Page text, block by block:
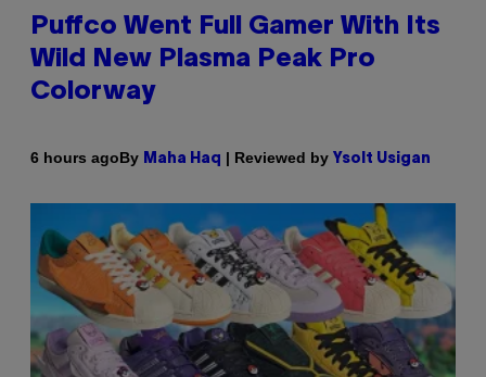
Puffco Went Full Gamer With Its
Wild New Plasma Peak Pro
Colorway
6 hours agoBy Maha Haq | Reviewed by Ysolt Usigan